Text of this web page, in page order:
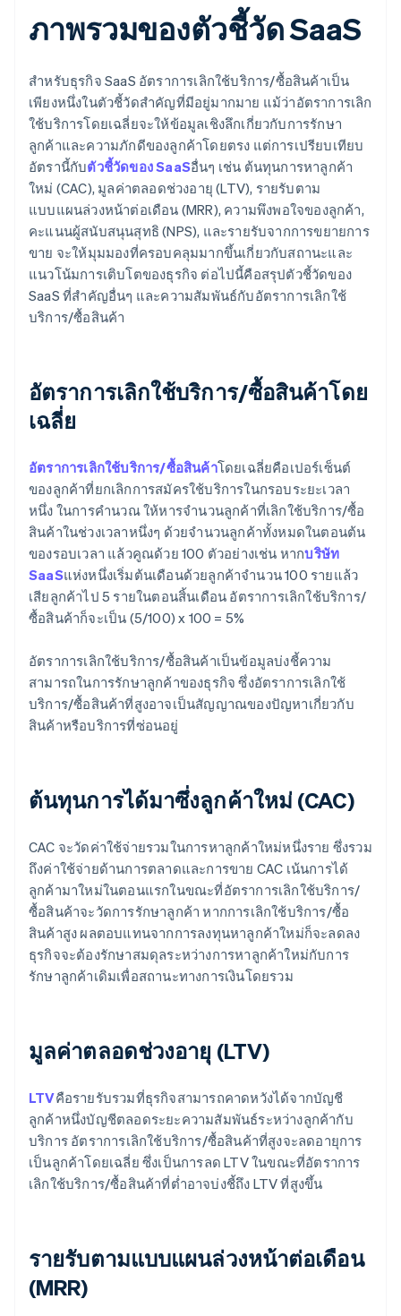
ภาพรวมของตัวชี้วัด SaaS
สําหรับธุรกิจ SaaS อัตราการเลิกใช้บริการ/ซื้อสินค้าเป็น
เพียงหนึ่งในตัวชี้วัดสําคัญที่มีอยู่มากมาย แม้ว่าอัตราการเลิก
ใช้บริการโดยเฉลี่ยจะให้ข้อมูลเชิงลึกเกี่ยวกับการรักษา
ลูกค้าและความภักดีของลูกค้าโดยตรง แต่การเปรียบเทียบ
อัตรานี้กับตัวชี้วัดของ SaaSอื่นๆ เช่น ต้นทุนการหาลูกค้า
ใหม่ (CAC), มูลค่าตลอดช่วงอายุ (LTV), รายรับตาม
แบบแผนล่วงหน้าต่อเดือน (MRR), ความพึงพอใจของลูกค้า,
คะแนนผู้สนับสนุนสุทธิ (NPS), และรายรับจากการขยายการ
ขาย จะให้มุมมองที่ครอบคลุมมากขึ้นเกี่ยวกับสถานะและ
แนวโน้มการเติบโตของธุรกิจ ต่อไปนี้คือสรุปตัวชี้วัดของ
SaaS ที่สําคัญอื่นๆ และความสัมพันธ์กับอัตราการเลิกใช้
บริการ/ซื้อสินค้า
อัตราการเลิกใช้บริการ/ซื้อสินค้าโดย
เฉลี่ย
อัตราการเลิกใช้บริการ/ซื้อสินค้าโดยเฉลี่ยคือเปอร์เซ็นต์
ของลูกค้าที่ยกเลิกการสมัครใช้บริการในกรอบระยะเวลา
หนึ่ง ในการคํานวณ ให้หารจํานวนลูกค้าที่เลิกใช้บริการ/ซื้อ
สินค้าในช่วงเวลาหนึ่งๆ ด้วยจํานวนลูกค้าทั้งหมดในตอนต้น
ของรอบเวลา แล้วคูณด้วย 100 ตัวอย่างเช่น หากบริษัท
SaaSแห่งหนึ่งเริ่มต้นเดือนด้วยลูกค้าจำนวน 100 รายแล้ว
เสียลูกค้าไป 5 รายในตอนสิ้นเดือน อัตราการเลิกใช้บริการ/
ซื้อสินค้าก็จะเป็น (5/100) x 100 = 5%
อัตราการเลิกใช้บริการ/ซื้อสินค้าเป็นข้อมูลบ่งชี้ความ
สามารถในการรักษาลูกค้าของธุรกิจ ซึ่งอัตราการเลิกใช้
บริการ/ซื้อสินค้าที่สูงอาจเป็นสัญญาณของปัญหาเกี่ยวกับ
สินค้าหรือบริการที่ซ่อนอยู่
ต้นทุนการได้มาซึ่งลูกค้าใหม่ (CAC)
CAC จะวัดค่าใช้จ่ายรวมในการหาลูกค้าใหม่หนึ่งราย ซึ่งรวม
ถึงค่าใช้จ่ายด้านการตลาดและการขาย CAC เน้นการได้
ลูกค้ามาใหม่ในตอนแรกในขณะที่อัตราการเลิกใช้บริการ/
ซื้อสินค้าจะวัดการรักษาลูกค้า หากการเลิกใช้บริการ/ซื้อ
สินค้าสูง ผลตอบแทนจากการลงทุนหาลูกค้าใหม่ก็จะลดลง
ธุรกิจจะต้องรักษาสมดุลระหว่างการหาลูกค้าใหม่กับการ
รักษาลูกค้าเดิมเพื่อสถานะทางการเงินโดยรวม
มูลค่าตลอดช่วงอายุ (LTV)
LTVคือรายรับรวมที่ธุรกิจสามารถคาดหวังได้จากบัญชี
ลูกค้าหนึ่งบัญชีตลอดระยะความสัมพันธ์ระหว่างลูกค้ากับ
บริการ อัตราการเลิกใช้บริการ/ซื้อสินค้าที่สูงจะลดอายุการ
เป็นลูกค้าโดยเฉลี่ย ซึ่งเป็นการลด LTV ในขณะที่อัตราการ
เลิกใช้บริการ/ซื้อสินค้าที่ต่ำอาจบ่งชี้ถึง LTV ที่สูงขึ้น
รายรับตามแบบแผนล่วงหน้าต่อเดือน
(MRR)